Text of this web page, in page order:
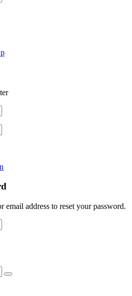
email address to reset your password.